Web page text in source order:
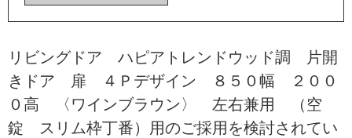
リビングドア ハピアトレンドウッド調 片開
きドア 扉 ４Ｐデザイン ８５０幅 ２００
０高 〈ワインブラウン〉 左右兼用 （空
錠 スリム枠丁番）用のご採用を検討されてい